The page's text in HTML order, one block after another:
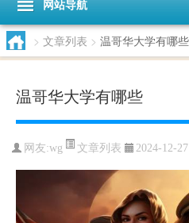
网站导航
> 文章列表 > 温哥华大学有哪些
温哥华大学有哪些
网友:wg 文章列表 2024-12-